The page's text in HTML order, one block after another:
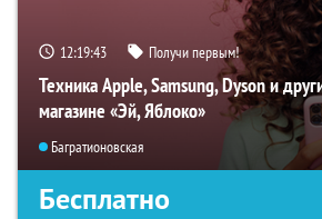
12:19:42 Получи первым!
Техника Apple, Samsung, Dyson и
магазине «Эй, Яблоко»
Багратионовская
Бесплатно